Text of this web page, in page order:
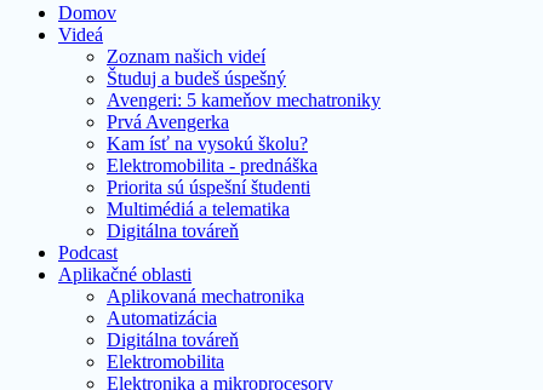
Domov
Videá
Zoznam našich videí
Študuj a budeš úspešný
Avengeri: 5 kameňov mechatroniky
Prvá Avengerka
Kam ísť na vysokú školu?
Elektromobilita - prednáška
Priorita sú úspešní študenti
Multimédiá a telematika
Digitálna továreň
Podcast
Aplikačné oblasti
Aplikovaná mechatronika
Automatizácia
Digitálna továreň
Elektromobilita
Elektronika a mikroprocesory